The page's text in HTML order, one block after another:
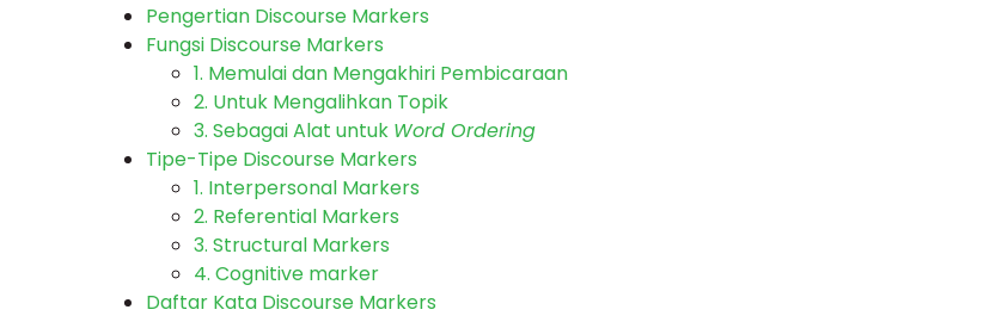
Pengertian Discourse Markers
Fungsi Discourse Markers
1. Memulai dan Mengakhiri Pembicaraan
2. Untuk Mengalihkan Topik
3. Sebagai Alat untuk Word Ordering
Tipe-Tipe Discourse Markers
1. Interpersonal Markers
2. Referential Markers
3. Structural Markers
4. Cognitive marker
Daftar Kata Discourse Markers